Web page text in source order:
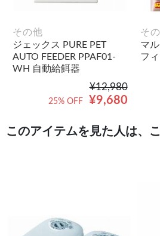
その他
ジェックス PURE PET
AUTO FEEDER PPAF01-
WH 自動給餌器
¥12,980
¥9,680
25% OFF
そ
マ
フ
このアイテムを見た人は、